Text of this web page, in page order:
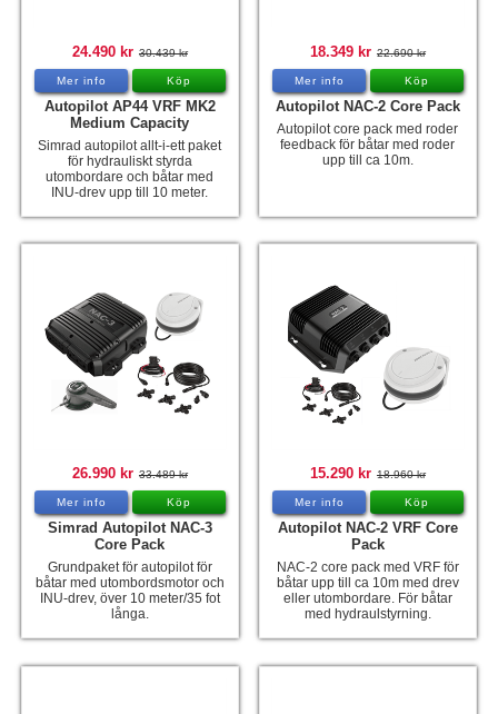
24.490 kr 30.439 kr
Mer info Köp
Autopilot AP44 VRF MK2
Medium Capacity
Simrad autopilot allt-i-ett paket
för hydrauliskt styrda
utombordare och båtar med
INU-drev upp till 10 meter.
18.349 kr 22.690 kr
Mer info Köp
Autopilot NAC-2 Core Pack
Autopilot core pack med roder
feedback för båtar med roder
upp till ca 10m.
26.990 kr 33.489 kr
Mer info Köp
Simrad Autopilot NAC-3
Core Pack
Grundpaket för autopilot för
båtar med utombordsmotor och
INU-drev, över 10 meter/35 fot
långa.
15.290 kr 18.960 kr
Mer info Köp
Autopilot NAC-2 VRF Core
Pack
NAC-2 core pack med VRF för
båtar upp till ca 10m med drev
eller utombordare. För båtar
med hydraulstyrning.